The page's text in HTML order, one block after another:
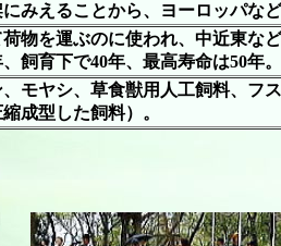
みえることから、ヨーロッパな
物を運ぶのに使われ、中近東な
飼育下で40年、最高寿命は50年。
モヤシ、草食獣用人工飼料、フ
成型した飼料）。